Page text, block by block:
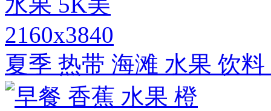
2160x3840
夏季 热带 海滩 水果 饮